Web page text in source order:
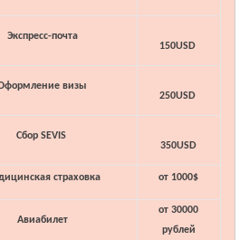
Экспресс-почта
150USD
визы
250USD
Сбор SEVIS
350USD
страховка от 1000$
Авиабилет
от 30000
рублей